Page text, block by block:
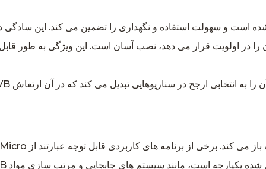
در اولویت قرار می دهد، نصب آسان است. این ویژگی به طور